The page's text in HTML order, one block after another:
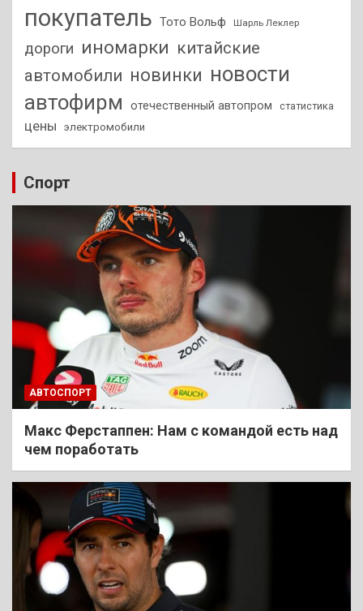
покупатель Тото Вольф Шарль Леклер
дороги иномарки китайские
автомобили новинки новости
автофирм
отечественный автопром статистика
цены электромобили
Спорт
АВТОСПОРТ
Макс Ферстаппен: Нам с командой есть над
чем поработать